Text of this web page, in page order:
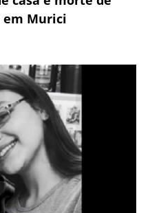
em Murici